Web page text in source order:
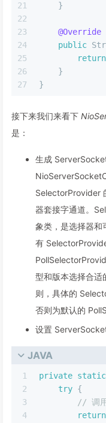
21
22
23
24
25
26
27
    }
@Override
public
return
    }
}
接下来我们来看下
是：
生成
SelectorProvider
器套接字通道。
象类，是选择器和
有
型和版本选择合
则，具体的
否则为默认的
设置
JAVA
1
2
3
4
private static
try {
// 调
return